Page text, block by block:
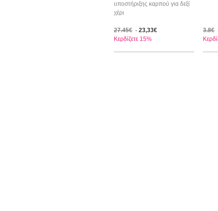
υποστήριξης καρπού για δεξί
χέρι
27.45€ - 23,33€
Κερδίζετε 15%
3.8€